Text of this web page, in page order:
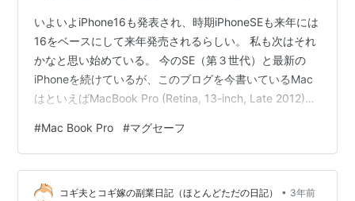
いよいよiPhone16も発表され、時期iPhoneSEも来年には
16をベースにして来年発売されるらしい。 私も次はそれ
かなと思い始めている。 今のSE（第３世代）と最新の
iPhoneを続けているが、このブログを今書いているMac
はといえばMacBook Pro (Retina, 13-inch, Late 2012)で
いうと、使用するのがブログを書くのとYouTubeを閲覧
したりとか、テレビを見るために使っている。 そのテレ
ビを見るためにソフトが対応しているmacOS High
Sierraからアップデートを止めているので色々とソフトが
#Mac Book Pro #マグセーフ
コギ夫とコギ嫁の副業日記（ほとんどただの日記） • 3年前